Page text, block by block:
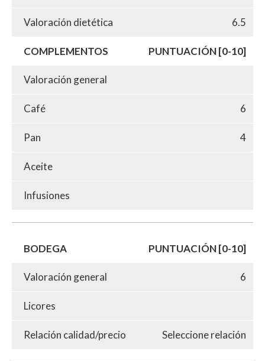
Valoración dietética 6.5
COMPLEMENTOS PUNTUACIÓN [0-10]
Valoración general
Café 6
Pan 4
Aceite
Infusiones
BODEGA PUNTUACIÓN [0-10]
Valoración general 6
Licores
Relación calidad/precio Seleccione relación